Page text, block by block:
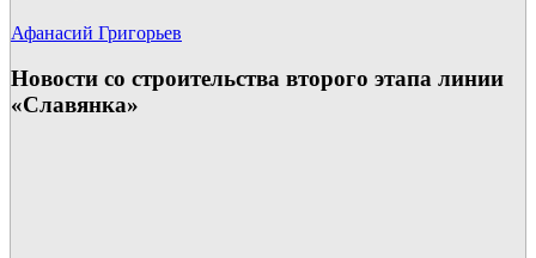
Афанасий Григорьев
Новости со строительства второго этапа линии
«Славянка»